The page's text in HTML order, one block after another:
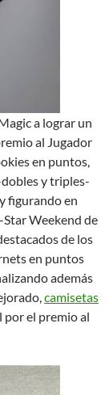
a lograr un
al Jugador
en puntos,
y triples-
figurando en
Weekend de
de los
en puntos
además
camisetas
por el premio al